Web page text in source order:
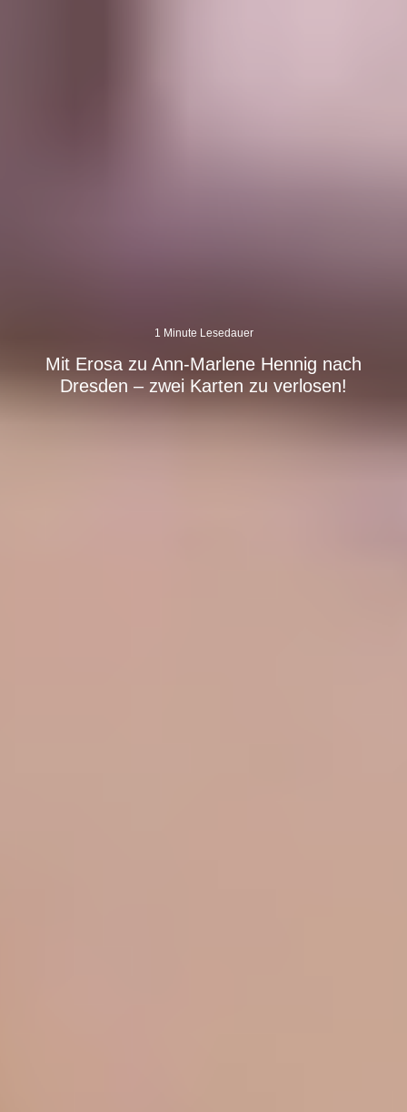
1 Minute Lesedauer
Mit Erosa zu Ann-Marlene Hennig nach
Dresden – zwei Karten zu verlosen!